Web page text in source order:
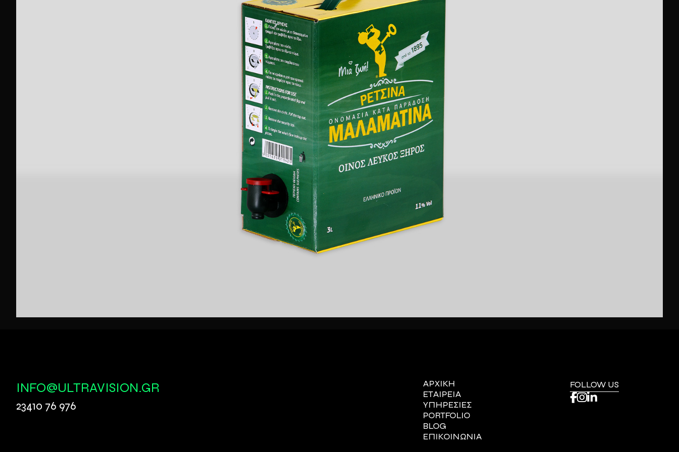
INFO@ULTRAVISION.GR
23410 76 976
ΑΡΧΙΚΗ
ΕΤΑΙΡΕΙΑ
ΥΠΗΡΕΣΙΕΣ
PORTFOLIO
BLOG
ΕΠΙΚΟΙΝΩΝΙΑ
FOLLOW US